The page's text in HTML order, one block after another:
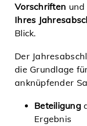
Vorschriften
Ihres
Blick.
Der
die Grundlage
anknüpfender
Beteiligung
Ergebnis